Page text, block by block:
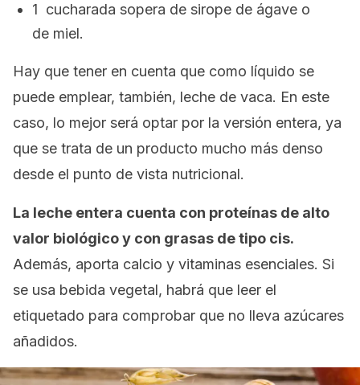
1 cucharada sopera de sirope de ágave o
de miel.
Hay que tener en cuenta que como líquido se
puede emplear, también, leche de vaca. En este
caso, lo mejor será optar por la versión entera, ya
que se trata de un producto mucho más denso
desde el punto de vista nutricional.
La leche entera cuenta con proteínas de alto
valor biológico y con grasas de tipo cis.
Además, aporta calcio y vitaminas esenciales. Si
se usa bebida vegetal, habrá que leer el
etiquetado para comprobar que no lleva azúcares
añadidos.